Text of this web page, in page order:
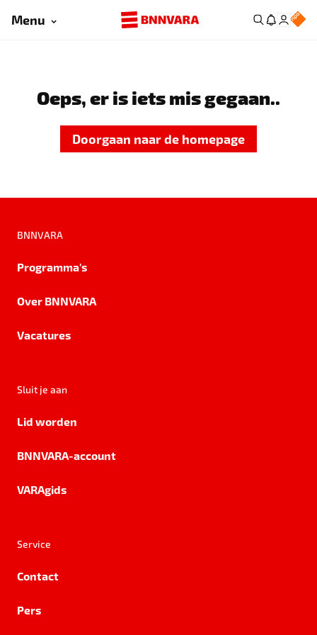
Menu
Oeps, er is iets mis gegaan..
Doorgaan naar de homepage
BNNVARA
Programma's
Over BNNVARA
Vacatures
Sluit je aan
Lid worden
BNNVARA-account
VARAgids
Service
Contact
Pers